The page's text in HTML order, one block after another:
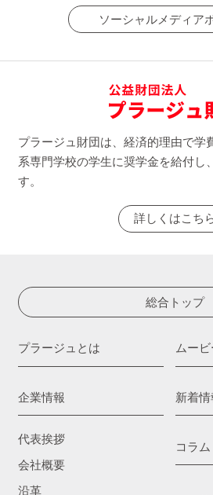
ソーシャルメディア
プラージュ財団は、経済的理由で学
系専門学校の学生に奨学金を給付し
す。
詳しくはこち
総合トップ
プラージュとは
企業情報
代表挨拶
会社概要
沿革
ムー
新着情
コラム